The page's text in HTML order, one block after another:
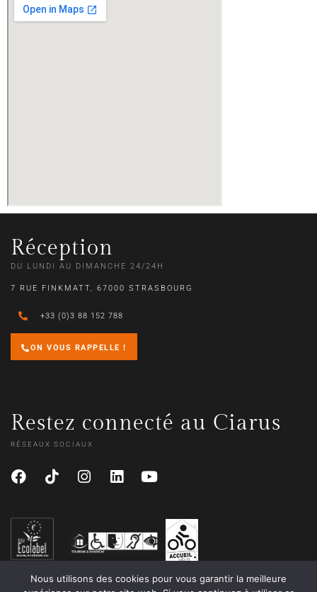
Réception
DU LUNDI AU DIMANCHE 24/24H
7 RUE FINKMATT, 67000 STRASBOURG
+33 (0)3 88 152 788
ON VOUS RAPPELLE !
Restez connecté au Ciarus
RÉSEAUX SOCIAUX
Nous utilisons des cookies pour vous garantir la meilleure